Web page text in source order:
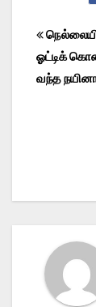
Post
ஓட்டிக்
வந்த